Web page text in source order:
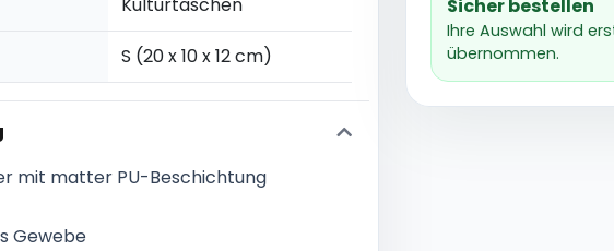
S (20 x 10 x 12 cm)
mit matter PU-Beschichtung
Gewebe
Sicher bestellen
Ihre Auswahl wird
übernommen.